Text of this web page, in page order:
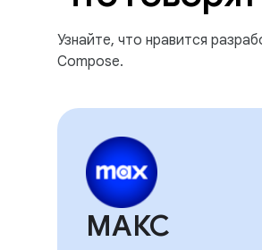
Узнайте, что нравится
Compose.
МАКС